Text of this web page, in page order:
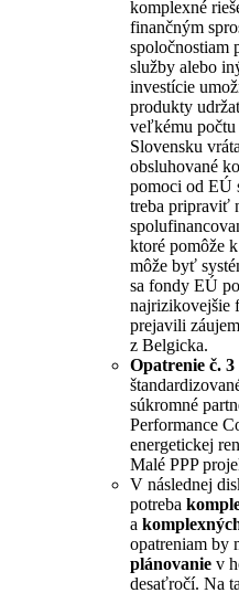
komplexné
finančným
spoločnostiam
služby alebo
investície
produkty
veľkému počtu
Slovensku
obsluhované
pomoci od EÚ
treba pripraviť
ktoré pomôže
môže byť
sa fondy EÚ
najrizikovejšie
prejavili
z Belgicka.
Opatrenie č. 3
súkromné
Performance
energetickej
Malé PPP
V následnej
potreba
a
opatreniam by
plánovaniev
desaťročí. Na